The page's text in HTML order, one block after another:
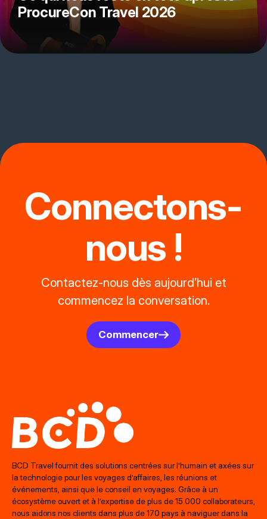
ProcureCon Travel 2026
Connectons-
nous !
Contactez-nous dès aujourd’hui et
commencez la conversation.
Commencer
BCD Travel fournit des solutions centrées sur l’humain et axées sur
la technologie pour les voyages d’affaires, les réunions et
événements, ainsi que le conseil en voyages. Grâce à un
écosystème ouvert et à l’expertise de plus de 15 000 collaborateurs,
nous aidons nos clients dans plus de 170 pays à naviguer dans la